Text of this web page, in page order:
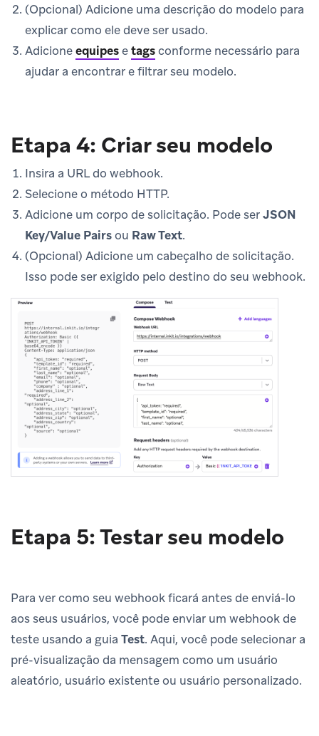
(Opcional) Adicione uma descrição do modelo para
explicar como ele deve ser usado.
Adicioneequipesetagsconforme necessário para
ajudar a encontrar e filtrar seu modelo.
Etapa 4: Criar seu modelo
Insira a URL do webhook.
Selecione o método HTTP.
Adicione um corpo de solicitação. Pode serJSON
Key/Value Pairsou Raw Text.
(Opcional) Adicione um cabeçalho de solicitação.
Isso pode ser exigido pelo destino do seu webhook.
Etapa 5: Testar seu modelo
Para ver como seu webhook ficará antes de enviá-lo
aos seus usuários, você pode enviar um webhook de
teste usando a guia Test. Aqui, você pode selecionar a
pré-visualização da mensagem como um usuário
aleatório, usuário existente ou usuário personalizado.